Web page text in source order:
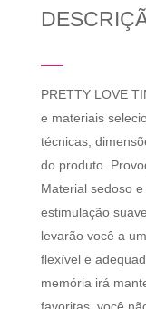
PRETTY LOVE
e materiais
técnicas,
do produto.
Material sedoso
estimulação
levarão você a
flexível e
memória irá